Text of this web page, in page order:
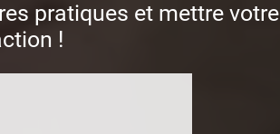
pratiques et mettre votre
!